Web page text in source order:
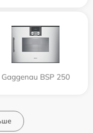
Gaggenau BSP 250